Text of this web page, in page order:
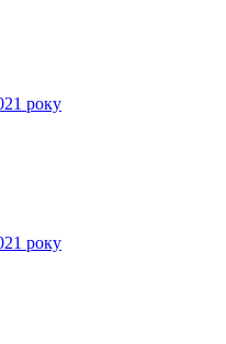
року
року